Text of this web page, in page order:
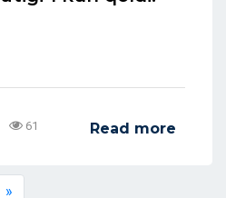
61 Read more
»